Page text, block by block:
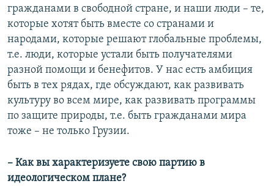
гражданами в свободной стране, и наши люди – те,
которые хотят быть вместе со странами и
народами, которые решают глобальные проблемы,
т.е. люди, которые устали быть получателями
разной помощи и бенефитов. У нас есть амбиция
быть в тех рядах, где обсуждают, как развивать
культуру во всем мире, как развивать программы
по защите природы, т.е. быть гражданами мира
тоже – не только Грузии.
– Как вы характеризуете свою партию в
идеологическом плане?